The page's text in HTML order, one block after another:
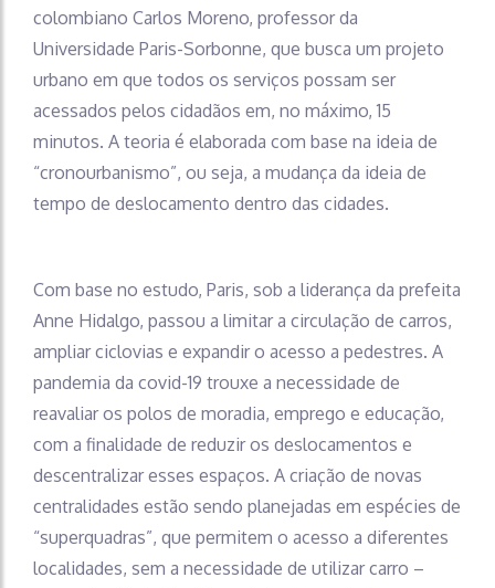
colombiano Carlos Moreno, professor da
Universidade Paris-Sorbonne, que busca um projeto
urbano em que todos os serviços possam ser
acessados pelos cidadãos em, no máximo, 15
minutos. A teoria é elaborada com base na ideia de
“cronourbanismo”, ou seja, a mudança da ideia de
tempo de deslocamento dentro das cidades.
Com base no estudo, Paris, sob a liderança da prefeita
Anne Hidalgo, passou a limitar a circulação de carros,
ampliar ciclovias e expandir o acesso a pedestres. A
pandemia da covid-19 trouxe a necessidade de
reavaliar os polos de moradia, emprego e educação,
com a finalidade de reduzir os deslocamentos e
descentralizar esses espaços. A criação de novas
centralidades estão sendo planejadas em espécies de
“superquadras”, que permitem o acesso a diferentes
localidades, sem a necessidade de utilizar carro –